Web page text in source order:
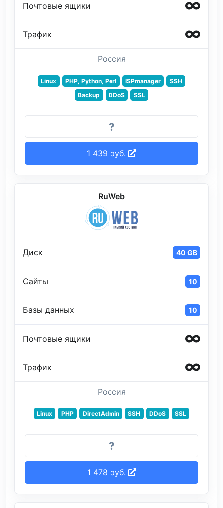
Почтовые ящики
Трафик
Россия
Linux PHP, Python, Perl ISPmanager
SSH
Backup
DDoS SSL
1 439 руб.
RuWeb
Диск 40 GB
Сайты 10
Базы данных 10
Почтовые ящики
Трафик
Россия
Linux PHP DirectAdmin SSH DDoS SSL
1 478 руб.